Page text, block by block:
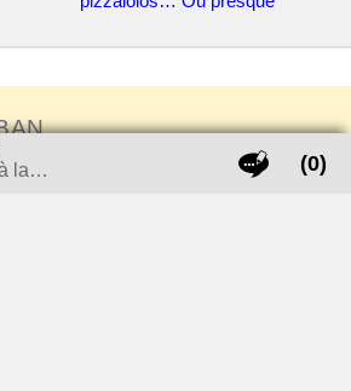
accro au sucre, que je
la…
(0)